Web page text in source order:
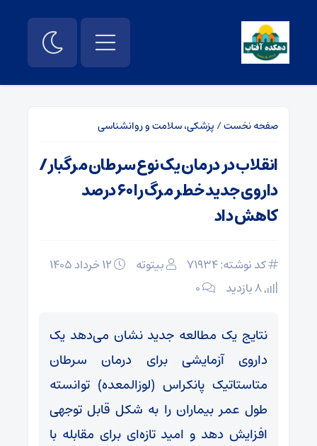
صفحه نخست/ پزشکی، سلامت و روانشناسی
انقلاب در درمان یک نوع سرطان مرگبار/
داروی جدید خطر مرگ را ۶۰ درصد
کاهش داد
کد نوشته: 71934 بیتوته
۰
نتایج یک مطالعه جدید نشان می‌دهد یک
داروی آزمایشی برای درمان سرطان
متاستاتیک پانکراس (لوزالمعده) توانسته
طول عمر بیماران را به شکل قابل توجهی
افزایش دهد و امید تازه‌ای برای مقابله با